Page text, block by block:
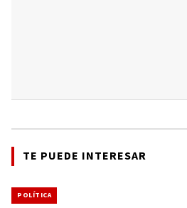
TE PUEDE INTERESAR
POLÍTICA